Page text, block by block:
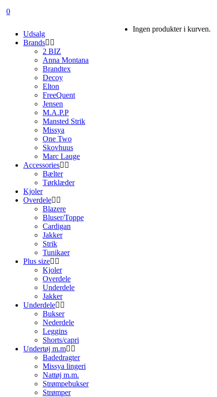
0
Ingen produkter i kurven.
Udsalg
Brands
2 BIZ
Anna Montana
Brandtex
Decoy
Elton
FreeQuent
Jensen
M.A.P.P
Mansted Strik
Missya
One Two
Skovhuus
Marc Lauge
Accessories
Bælter
Tørklæder
Kjoler
Overdele
Blazere
Bluser/Toppe
Cardigan
Jakker
Strik
Tunikaer
Plus size
Kjoler
Overdele
Underdele
Jakker
Underdele
Bukser
Nederdele
Leggins
Shorts/capri
Undertøj m.m
Badedragter
Missya lingeri
Nattøj m.m.
Strømpebukser
Strømper